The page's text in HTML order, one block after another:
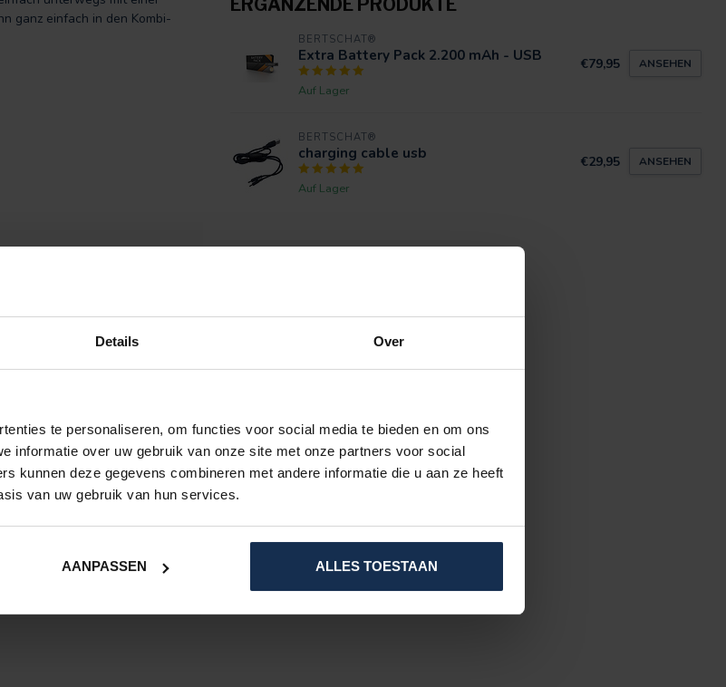
Details Over
te personaliseren, om functies voor social media te bieden en om ons
informatie over uw gebruik van onze site met onze partners voor social
kunnen deze gegevens combineren met andere informatie die u aan ze heeft
van uw gebruik van hun services.
AANPASSEN ALLES TOESTAAN
ganz einfach in den Kombi-
zonder op lange
voorraad?
ERGÄNZENDE PRODUKTE
BERTSCHAT®
Extra Battery Pack 2.200 mAh - USB
Auf Lager
€79,95 ANSEHEN
BERTSCHAT®
charging cable usb
Auf Lager
€29,95 ANSEHEN